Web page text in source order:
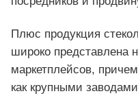
Плюс продукция
широко представлена
маркетплейсов,
как крупными